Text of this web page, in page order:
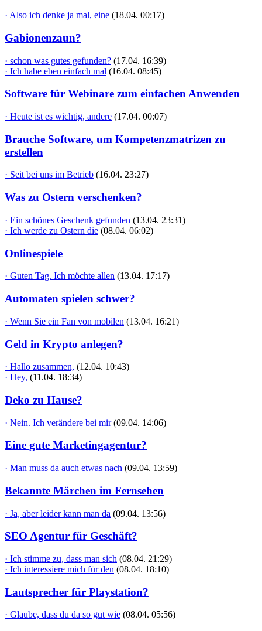
· Also ich denke ja mal, eine (18.04. 00:17)
Gabionenzaun?
· schon was gutes gefunden? (17.04. 16:39)
· Ich habe eben einfach mal (16.04. 08:45)
Software für Webinare zum einfachen Anwenden
· Heute ist es wichtig, andere (17.04. 00:07)
Brauche Software, um Kompetenzmatrizen zu
erstellen
· Seit bei uns im Betrieb (16.04. 23:27)
Was zu Ostern verschenken?
· Ein schönes Geschenk gefunden (13.04. 23:31)
· Ich werde zu Ostern die (08.04. 06:02)
Onlinespiele
· Guten Tag. Ich möchte allen (13.04. 17:17)
Automaten spielen schwer?
· Wenn Sie ein Fan von mobilen (13.04. 16:21)
Geld in Krypto anlegen?
· Hallo zusammen, (12.04. 10:43)
· Hey, (11.04. 18:34)
Deko zu Hause?
· Nein. Ich verändere bei mir (09.04. 14:06)
Eine gute Marketingagentur?
· Man muss da auch etwas nach (09.04. 13:59)
Bekannte Märchen im Fernsehen
· Ja, aber leider kann man da (09.04. 13:56)
SEO Agentur für Geschäft?
· Ich stimme zu, dass man sich (08.04. 21:29)
· Ich interessiere mich für den (08.04. 18:10)
Lautsprecher für Playstation?
· Glaube, dass du da so gut wie (08.04. 05:56)